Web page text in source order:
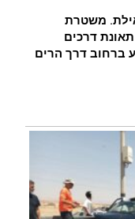
משטרת
דרכים
ברחוב דרך הרים